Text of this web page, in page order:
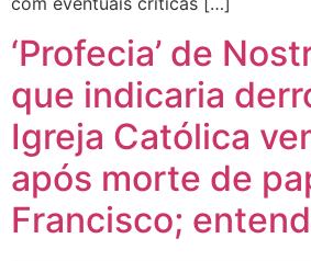
‘Profecia’ de
que indicaria
Igreja Católica
após morte de
Francisco;